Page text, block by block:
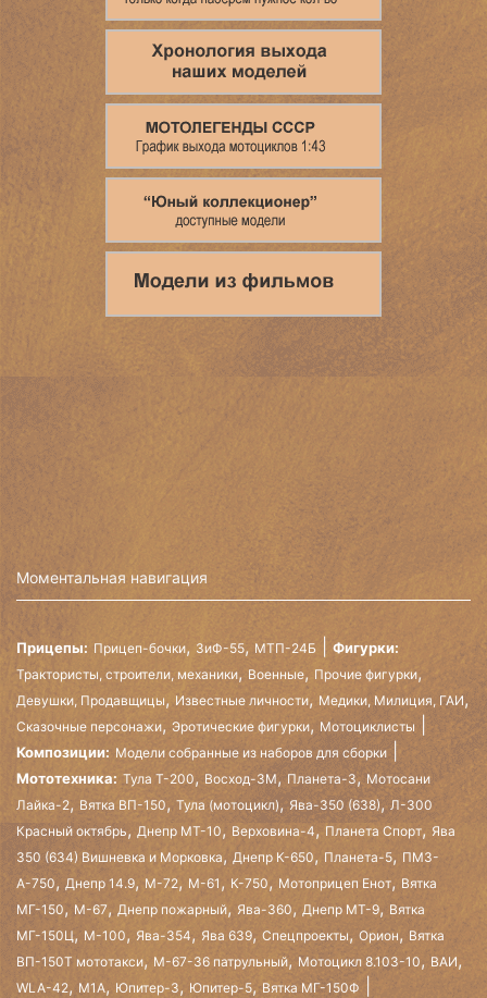
Моментальная навигация
Прицепы: Прицеп-бочки, ЗиФ-55, МТП-24Б Фигурки:
Трактористы, строители, механики, Военные, Прочие фигурки,
Девушки, Продавщицы, Известные личности, Медики, Милиция, ГАИ,
Сказочные персонажи, Эротические фигурки, Мотоциклисты
Композиции: Модели собранные из наборов для сборки
Мототехника: Тула Т-200,Восход-3М, Планета-3, Мотосани
Лайка-2, Вятка ВП-150, Тула (мотоцикл), Ява-350 (638), Л-300
Красный октябрь, Днепр МТ-10, Верховина-4,Планета Спорт, Ява
350 (634) Вишневка и Морковка, Днепр К-650, Планета-5, ПМЗ-
А-750, Днепр 14.9, М-72, М-61 , К-750, Мотоприцеп Енот, Вятка
МГ-150, М-67, Днепр пожарный, Ява-360, Днепр МТ-9, Вятка
МГ-150Ц, М-100, Ява-354, Ява 639, Спецпроекты, Орион, Вятка
ВП-150Т мототакси, М-67-36 патрульный, Мотоцикл 8.103-10, ВАИ,
WLA-42, М1А, Юпитер-3, Юпитер-5,Вятка МГ-150Ф